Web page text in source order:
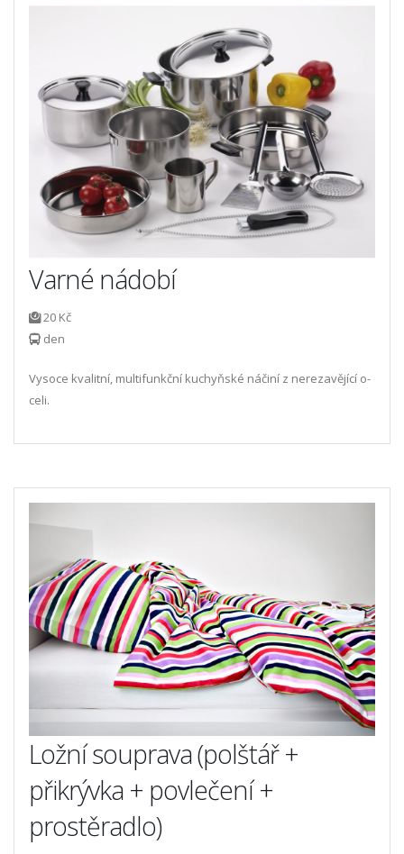
Varné nádobí
20 Kč
den
Vysoce kvalitní, multi­funkční kuchyňské náčiní z nerezavějící o­
celi.
Ložní souprava (polštář +
přikrývka + povlečení +
prostěradlo)